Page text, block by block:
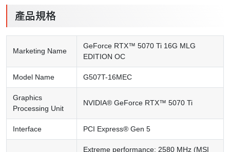
產品規格
Marketing Name
GeForce RTX™ 5070 Ti 16G MLG
EDITION OC
Model Name G507T-16MEC
Graphics
Processing Unit
NVIDIA® GeForce RTX™ 5070 Ti
Interface PCI Express® Gen 5
Extreme performance: 2580 MHz (MSI